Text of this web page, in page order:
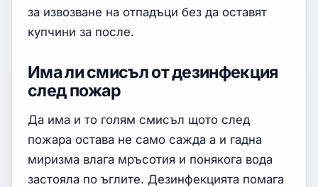
за извозване на отпадъци без да оставят
купчини за после.
Има ли смисъл от дезинфекция
след пожар
Да има и то голям смисъл щото след
пожара остава не само сажда а и гадна
миризма влага мръсотия и понякога вода
застояла по ъглите. Дезинфекцията помага